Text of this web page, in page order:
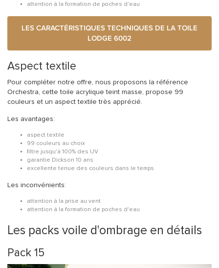
attention à la formation de poches d'eau
LES CARACTÉRISTIQUES TECHNIQUES DE LA TOILE
LODGE 6002
Aspect textile
Pour compléter notre offre, nous proposons la référence
Orchestra, cette toile acrylique teint masse, propose 99
couleurs et un aspect textile très apprécié.
Les avantages:
aspect textile
99 couleurs au choix
filtre jusqu'à 100% des UV
garantie Dickson 10 ans
excellente tenue des couleurs dans le temps
Les inconvénients:
attention à la prise au vent
attention à la formation de poches d'eau
Les packs voile d'ombrage en détails
Pack 15